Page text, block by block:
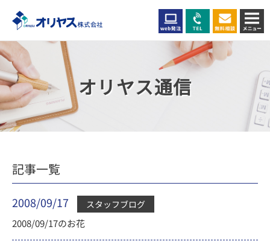
オリヤス通信
記事一覧
2008/09/17 スタッフブログ
2008/09/17のお花